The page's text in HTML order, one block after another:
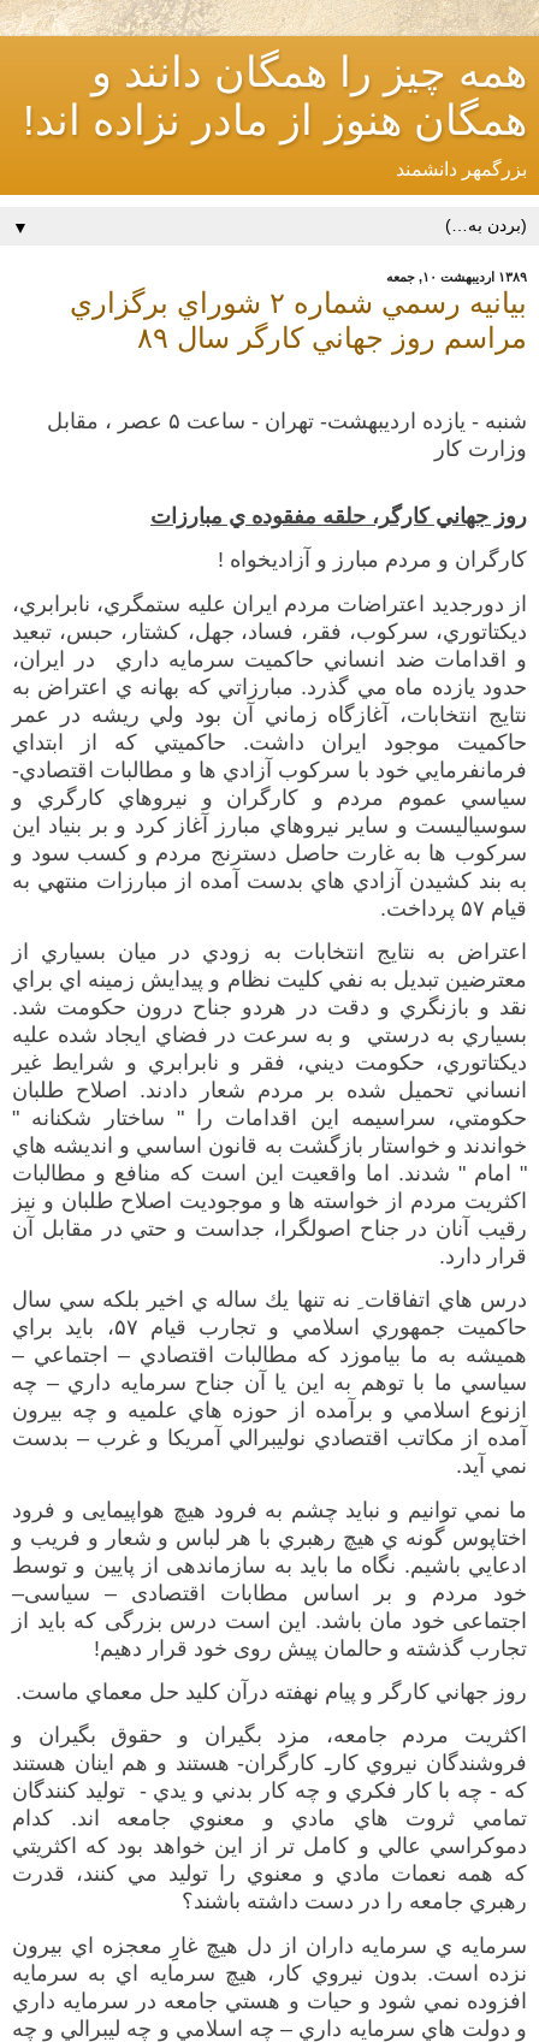
همه چیز را همگان دانند و
همگان هنوز از مادر نزاده اند!
بزرگمهر دانشمند
▼
۱۳۸۹ اردیبهشت ۱۰, جمعه
بيانيه رسمي شماره ۲ شوراي برگزاري
مراسم روز جهاني كارگر سال ۸۹
شنبه - يازده ارديبهشت- تهران - ساعت ۵ عصر ، مقابل
وزارت كار
روز جهاني كارگر، حلقه مفقوده ي مبارزات
كارگران و مردم مبارز و آزاديخواه !
از دور جديد اعتراضات مردم ايران عليه ستمگري، نابرابري،
ديكتاتوري، سركوب، فقر، فساد، جهل، كشتار، حبس، تبعيد
و اقدامات ضد انساني حاكميت سرمايه داري در ايران،
حدود يازده ماه مي گذرد. مبارزاتي كه بهانه ي اعتراض به
نتايج انتخابات،
آغازگاه زماني آن بود ولي ريشه در عمر
حاكميت موجود ايران داشت. حاكميتي كه از ابتداي
فرمانفرمايي خود با سركوب آزادي ها و مطالبات اقتصادي-
سياسي عموم مردم و كارگران و نيروهاي كارگري و
سوسياليست و ساير نيروهاي مبارز آغاز كر د و بر بنياد اين
سركوب ها به غارت حاصل دسترنج مردم و كسب سود و
به بند كشيدن آزادي هاي بدست آمده از مبارزات منتهي به
قيام ۵۷ پرداخت.
اعتراض به نتايج انتخابات به زودي در ميان بسياري از
معترضين تبديل به نفي كليت نظام و پيدايش زمينه اي براي
نقد و بازنگري و دقت در هردو جناح درون حكومت شد.
بسياري به درستي و به سرعت در فضاي ايجاد شده عليه
ديكتاتوري، حكومت ديني، فقر و نابرابري و شرايط غير
انساني تحميل شده بر مردم شعار دادند.
اصلاح طلبان
حكومتي، سراسيمه اين اقدامات را" ساختار شكنانه "
خواندند و خواستار بازگشت به قانون اساسي و انديشه هاي
"
امام " شدند.
اما واقعيت اين است كه منافع و مطالبات
اكثريت مردم از خواسته ها و موجوديت اصلاح طلبان و نيز
رقيب آنان در جناح اصولگرا، جداست و حتي در مقابل آن
قرار دارد.
درس هاي اتفاقات
نه تنها يك ساله ي اخير بلكه سي سال
حاكميت جمهوري اسلامي و تجارب قيام ۵۷، بايد براي
هميشه به ما بياموزد كه مطالبات اقتصادي– اجتماعي –
سياسي ما با توهم به اين يا آن جناح سرمايه داري– چه
ازنوع اسلامي و برآمده از حوزه هاي علميه و چه بيرون
آمده از مكاتب اقتصادي نوليبرالي آمريكا و غرب– بدست
نمي آيد.
ما نمي توانيم و نبايد چشم به فرود هيچ هواپيمايی و فرود
اختاپوس گونه ي هيچ رهبري با هر لباس و شعار و فريب و
ادعايي باشيم. نگاه ما باید به سازماندهی از پایین و توسط
خود مردم و بر اساس مطابات اقتصادی – سیاسی–
اجتماعی خود مان باشد. این است درس بزرگی که باید از
تجارب گذشته و حالمان پیش روی خود قرار دهیم!
روز جهاني كارگر و پيام نهفته درآن كليد حل معماي ماست.
اكثريت مردم جامعه، مزد بگيران و حقوق بگيران و
فروشندگان نيروي كارـكارگران- هستند و هم اينان هستند
كه - چه با كار فكري و چه كار بدني و يدي-توليد كنندگان
تمامي ثروت هاي مادي و معنوي جامعه اند. كدام
دموكراسي عالي و كامل تر از اين خواهد بود كه اكثريتي
كه همه نعمات مادي و معنوي را توليد مي كنند، قدرت
رهبري جامعه را در دست داشته باشند؟
سرمايه ي سرمايه داران از دل هيچ غارِِ معجزه اي بيرون
نزده است. بدون نيروي كار، هيچ سرمايه اي به سرمايه
افزوده نمي شود و حيات و هستي جامعه در سرمايه داري
و دولت هاي سرمايه داري – چه اسلامي و چه ليبرالي و چه